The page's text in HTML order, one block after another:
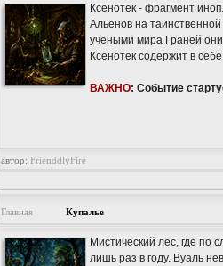
Ксенотек - фрагмент
Альенов на
учеными мира Граней
Ксенотек содержит в
ВАЖНО: Событие
автор: FrienddlyFire
Главная Купалье
Мистический лес, где по
лишь раз в году. Вуаль